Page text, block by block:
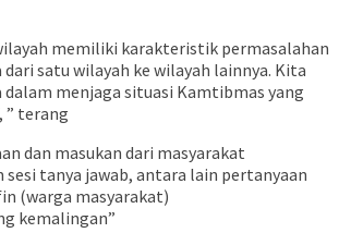
memiliki karakteristik permasalahan
satu wilayah ke wilayah lainnya. Kita
dalam menjaga situasi Kamtibmas yang
” terang
dan masukan dari masyarakat
sesi tanya jawab, antara lain pertanyaan
(warga masyarakat)
kemalingan”